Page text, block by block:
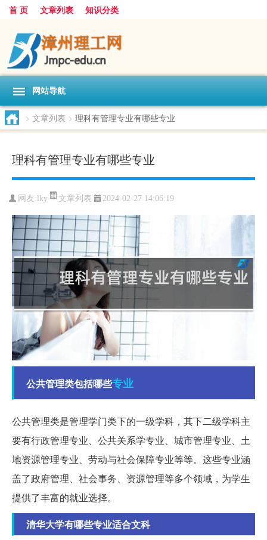
首 页 文章列表 知识分类
网站导航
> 文章列表 > 理科有管理专业有哪些专业
理科有管理专业有哪些专业
网友:lky 文章列表 2024-02-27 14:06:19
公共管理类包括哪些专业
公共管理类是管理学门类下的一级学科，其下二级学科主
要有行政管理专业、公共关系学专业、城市管理专业、土
地资源管理专业、劳动与社会保障专业等等。这些专业涵
盖了政府管理、社会事务、资源管理等多个领域，为学生
提供了丰富的就业选择。
清华大学有哪些专业适合文科